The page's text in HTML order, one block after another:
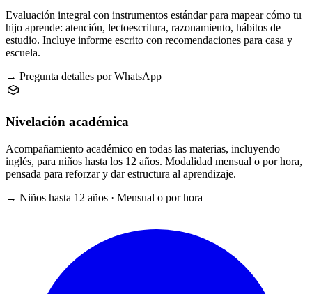
Evaluación integral con instrumentos estándar para mapear cómo tu
hijo aprende: atención, lectoescritura, razonamiento, hábitos de
estudio. Incluye informe escrito con recomendaciones para casa y
escuela.
→ Pregunta detalles por WhatsApp
Nivelación académica
Acompañamiento académico en todas las materias, incluyendo
inglés, para niños hasta los 12 años. Modalidad mensual o por hora,
pensada para reforzar y dar estructura al aprendizaje.
→ Niños hasta 12 años · Mensual o por hora